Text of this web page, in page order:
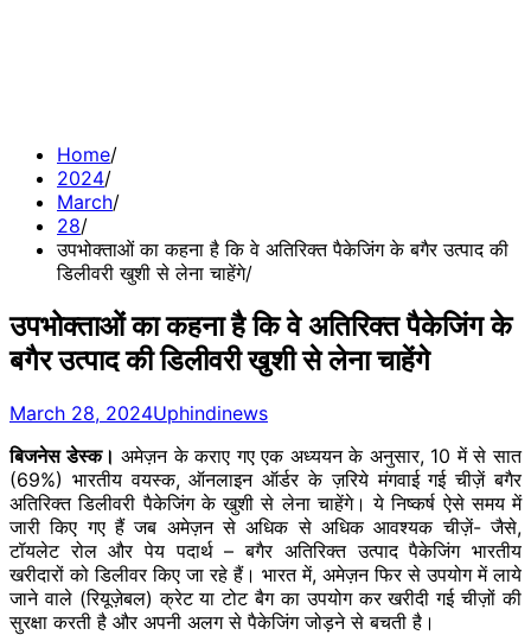
Home
2024
March
28
उपभोक्ताओं का कहना है कि वे अतिरिक्त पैकेजिंग के बगैर उत्पाद की
डिलीवरी खुशी से लेना चाहेंगे
उपभोक्ताओं का कहना है कि वे अतिरिक्त पैकेजिंग के
बगैर उत्पाद की डिलीवरी खुशी से लेना चाहेंगे
March 28, 2024Uphindinews
बिजनेस डेस्क। अमेज़न के कराए गए एक अध्ययन के अनुसार, 10 में से सात
(69%) भारतीय वयस्क, ऑनलाइन ऑर्डर के ज़रिये मंगवाई गई चीज़ें बगैर
अतिरिक्त डिलीवरी पैकेजिंग के खुशी से लेना चाहेंगे। ये निष्कर्ष ऐसे समय में
जारी किए गए हैं जब अमेज़न से अधिक से अधिक आवश्यक चीज़ें- जैसे,
टॉयलेट रोल और पेय पदार्थ – बगैर अतिरिक्त उत्पाद पैकेजिंग भारतीय
खरीदारों को डिलीवर किए जा रहे हैं। भारत में, अमेज़न फिर से उपयोग में लाये
जाने वाले (रियूज़ेबल) क्रेट या टोट बैग का उपयोग कर खरीदी गई चीज़ों की
सुरक्षा करती है और अपनी अलग से पैकेजिंग जोड़ने से बचती है।